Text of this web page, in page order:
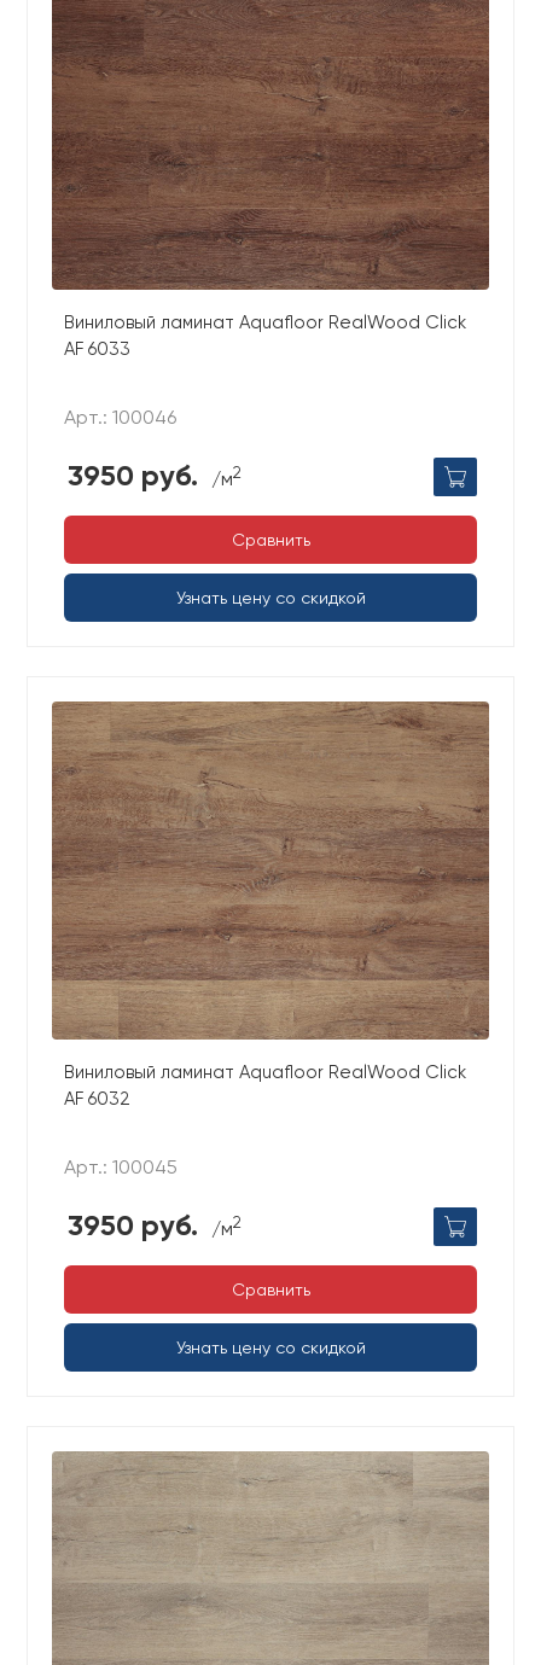
Виниловый ламинат Aquafloor RealWood Click
AF 6033
Арт.: 100046
3950 руб. /м2
Сравнить
Узнать цену со скидкой
Виниловый ламинат Aquafloor RealWood Click
AF 6032
Арт.: 100045
3950 руб. /м2
Сравнить
Узнать цену со скидкой